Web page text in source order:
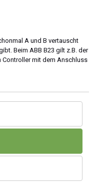
A und B vertauscht
Beim ABB B23 gilt z.B. der
Controller mit dem Anschluss